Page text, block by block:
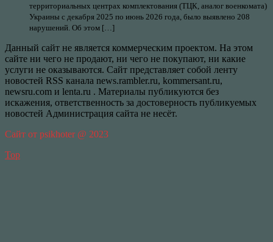
территориальных центрах комплектования (ТЦК, аналог военкомата)
Украины с декабря 2025 по июнь 2026 года, было выявлено 208
нарушений. Об этом […]
Данный сайт не является коммерческим проектом. На этом
сайте ни чего не продают, ни чего не покупают, ни какие
услуги не оказываются. Сайт представляет собой ленту
новостей RSS канала news.rambler.ru, kommersant.ru,
newsru.com и lenta.ru . Материалы публикуются без
искажения, ответственность за достоверность публикуемых
новостей Администрация сайта не несёт.
Сайт от psikhoter @ 2023
Top